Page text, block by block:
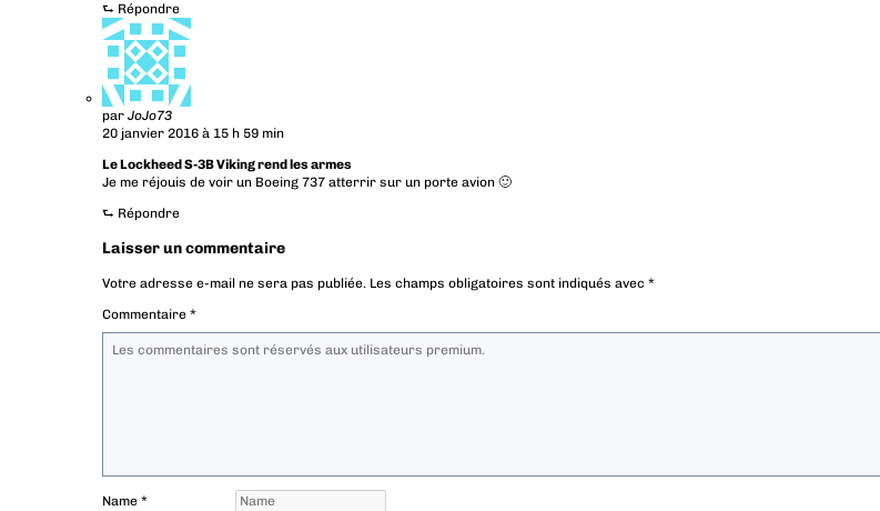
⮑ Répondre
par JoJo73
20 janvier 2016 à 15 h 59 min
Le Lockheed S-3B Viking rend les armes
Je me réjouis de voir un Boeing 737 atterrir sur un porte avion 🙂
⮑ Répondre
Laisser un commentaire
Votre adresse e-mail ne sera pas publiée. Les champs obligatoires sont indiqués avec *
Commentaire *
Name *